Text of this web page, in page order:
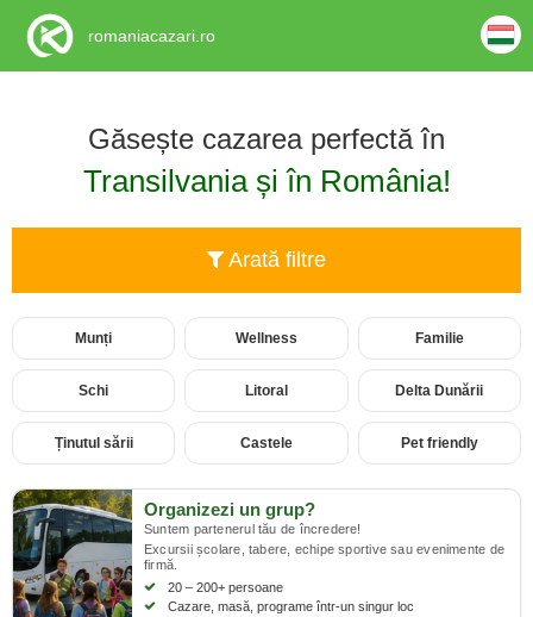
Găsește cazarea perfectă în
Transilvania și în România!
Arată filtre
Munți Wellness Familie
Schi Litoral Delta Dunării
Ținutul sării Castele Pet friendly
Organizezi un grup?
Suntem partenerul tău de încredere!
Excursii școlare, tabere, echipe sportive sau evenimente de
firmă.
20 – 200+ persoane
Cazare, masă, programe într-un singur loc
romaniacazari.ro